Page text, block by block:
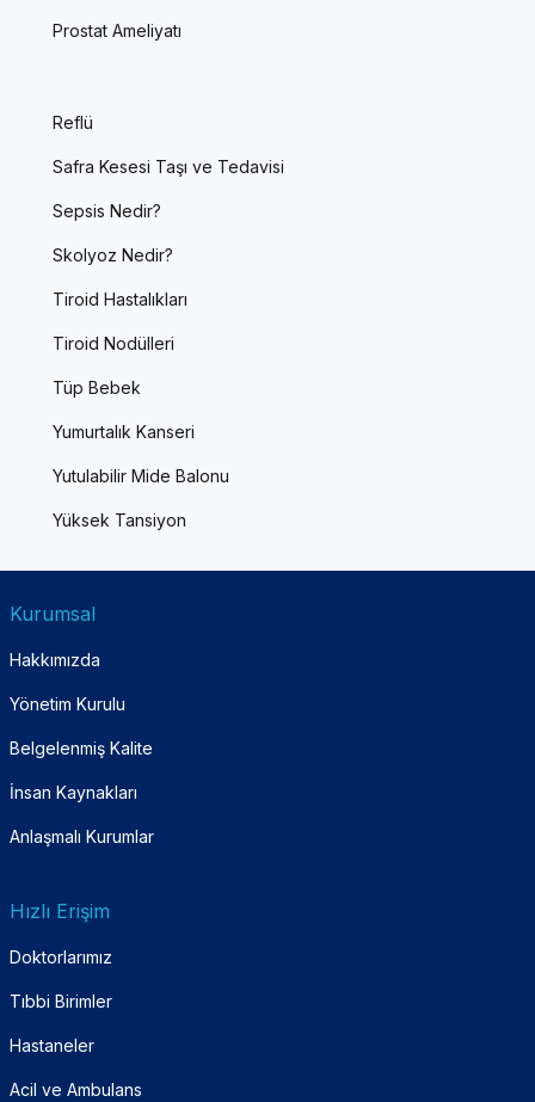
Prostat Ameliyatı
Reflü
Safra Kesesi Taşı ve Tedavisi
Sepsis Nedir?
Skolyoz Nedir?
Tiroid Hastalıkları
Tiroid Nodülleri
Tüp Bebek
Yumurtalık Kanseri
Yutulabilir Mide Balonu
Yüksek Tansiyon
Kurumsal
Hakkımızda
Yönetim Kurulu
Belgelenmiş Kalite
İnsan Kaynakları
Anlaşmalı Kurumlar
Hızlı Erişim
Doktorlarımız
Tıbbi Birimler
Hastaneler
Acil ve Ambulans